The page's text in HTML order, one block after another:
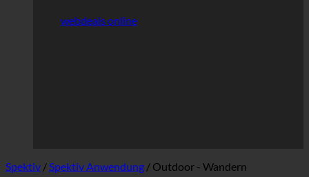
webdeals online
Spektiv /Spektiv Anwendung / Outdoor - Wandern